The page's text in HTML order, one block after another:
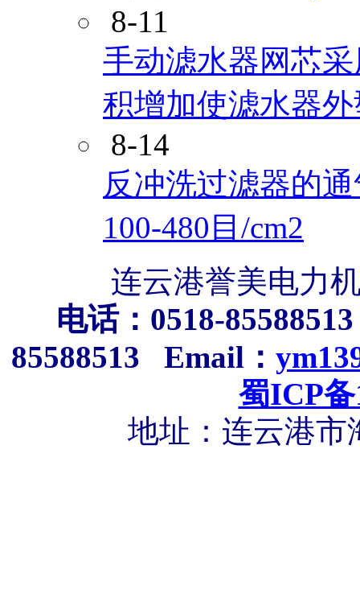
8-11
手动滤水器网芯
积增加使滤水器
8-14
反冲洗过滤器的
100-480目/cm2
连云港誉美电力
电话：0518-
85588513 Email：
蜀ICP
地址： 连云港市